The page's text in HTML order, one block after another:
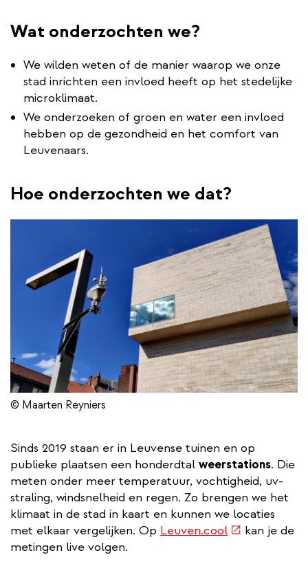
© Maarten Reyniers
Wat onderzochten we?
We wilden weten of de manier waarop we onze
stad inrichten een invloed heeft op het stedelijke
microklimaat.
We onderzoeken of groen en water een invloed
hebben op de gezondheid en het comfort van
Leuvenaars.
Hoe onderzochten we dat?
Sinds 2019 staan er in Leuvense tuinen en op
publieke plaatsen een honderdtal weerstations. Die
meten onder meer temperatuur, vochtigheid, uv-
straling, windsnelheid en regen. Zo brengen we het
klimaat in de stad in kaart en kunnen we locaties
met elkaar vergelijken. Op Leuven.cool(externe
kan je de
metingen live volgen.